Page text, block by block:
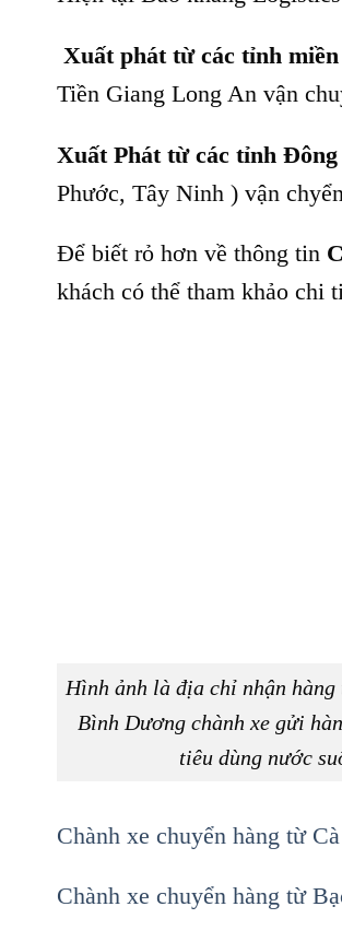
Xuất phát từ các tỉnh
Tiền Giang Long An vận
Xuất Phát từ các tỉnh
Phước, Tây Ninh ) vận
Để biết rỏ hơn về thông tin
khách có thể tham khảo chi
Hình ảnh là địa chỉ nhận
Bình Dương chành xe gửi
tiêu dùng nước
Chành xe chuyển hàng từ
Chành xe chuyển hàng từ